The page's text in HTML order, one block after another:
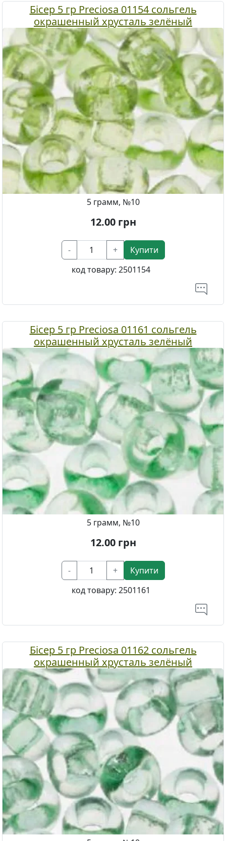
Бісер 5 гр Preciosa 01154 сольгель
окрашенный хрусталь зелёный
5 грамм, №10
12.00грн
- +
Купити
код товару: 2501154
Бісер 5 гр Preciosa 01161 сольгель
окрашенный хрусталь зелёный
5 грамм, №10
12.00грн
- +
Купити
код товару: 2501161
Бісер 5 гр Preciosa 01162 сольгель
окрашенный хрусталь зелёный